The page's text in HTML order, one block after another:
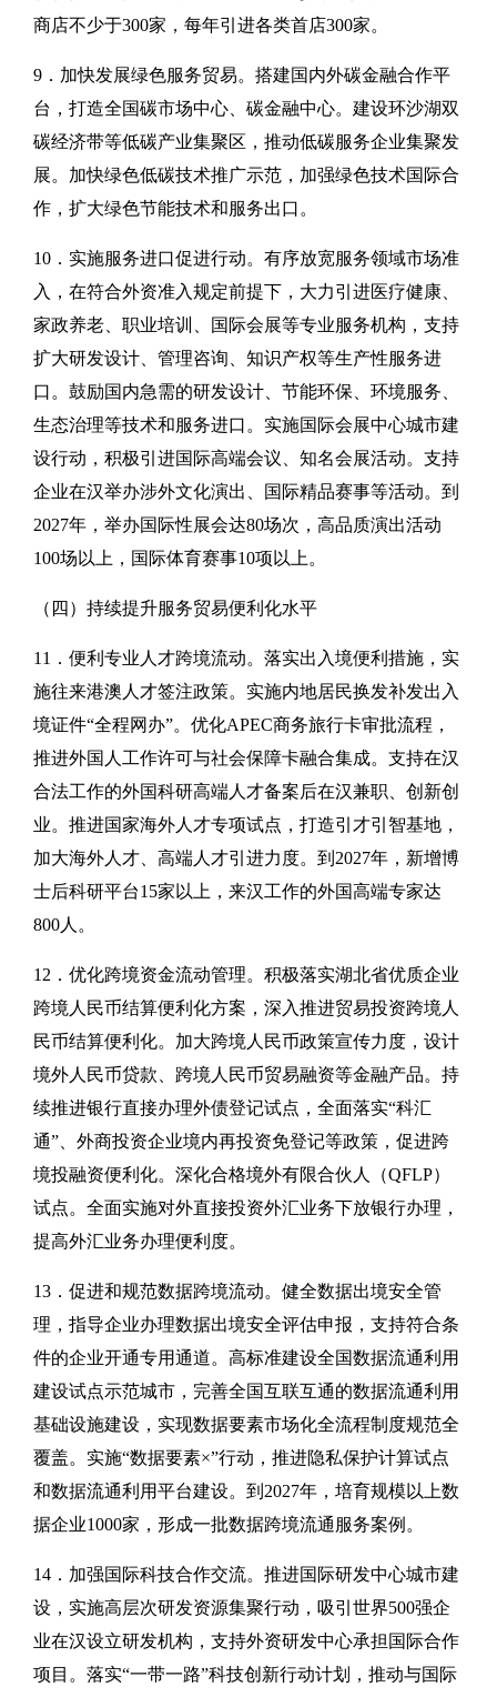
商店不少于300家，每年引进各类首店300家。
9．加快发展绿色服务贸易。搭建国内外碳金融合作平
台，打造全国碳市场中心、碳金融中心。建设环沙湖双
碳经济带等低碳产业集聚区，推动低碳服务企业集聚发
展。加快绿色低碳技术推广示范，加强绿色技术国际合
作，扩大绿色节能技术和服务出口。
10．实施服务进口促进行动。有序放宽服务领域市场准
入，在符合外资准入规定前提下，大力引进医疗健康、
家政养老、职业培训、国际会展等专业服务机构，支持
扩大研发设计、管理咨询、知识产权等生产性服务进
口。鼓励国内急需的研发设计、节能环保、环境服务、
生态治理等技术和服务进口。实施国际会展中心城市建
设行动，积极引进国际高端会议、知名会展活动。支持
企业在汉举办涉外文化演出、国际精品赛事等活动。到
2027年，举办国际性展会达80场次，高品质演出活动
100场以上，国际体育赛事10项以上。
（四）持续提升服务贸易便利化水平
11．便利专业人才跨境流动。落实出入境便利措施，实
施往来港澳人才签注政策。实施内地居民换发补发出入
境证件“全程网办”。优化APEC商务旅行卡审批流程，
推进外国人工作许可与社会保障卡融合集成。支持在汉
合法工作的外国科研高端人才备案后在汉兼职、创新创
业。推进国家海外人才专项试点，打造引才引智基地，
加大海外人才、高端人才引进力度。到2027年，新增博
士后科研平台15家以上，来汉工作的外国高端专家达
800人。
12．优化跨境资金流动管理。积极落实湖北省优质企业
跨境人民币结算便利化方案，深入推进贸易投资跨境人
民币结算便利化。加大跨境人民币政策宣传力度，设计
境外人民币贷款、跨境人民币贸易融资等金融产品。持
续推进银行直接办理外债登记试点，全面落实“科汇
通”、外商投资企业境内再投资免登记等政策，促进跨
境投融资便利化。深化合格境外有限合伙人（QFLP）
试点。全面实施对外直接投资外汇业务下放银行办理，
提高外汇业务办理便利度。
13．促进和规范数据跨境流动。健全数据出境安全管
理，指导企业办理数据出境安全评估申报，支持符合条
件的企业开通专用通道。高标准建设全国数据流通利用
建设试点示范城市，完善全国互联互通的数据流通利用
基础设施建设，实现数据要素市场化全流程制度规范全
覆盖。实施“数据要素×”行动，推进隐私保护计算试点
和数据流通利用平台建设。到2027年，培育规模以上数
据企业1000家，形成一批数据跨境流通服务案例。
14．加强国际科技合作交流。推进国际研发中心城市建
设，实施高层次研发资源集聚行动，吸引世界500强企
业在汉设立研发机构，支持外资研发中心承担国际合作
项目。落实“一带一路”科技创新行动计划，推动与国际